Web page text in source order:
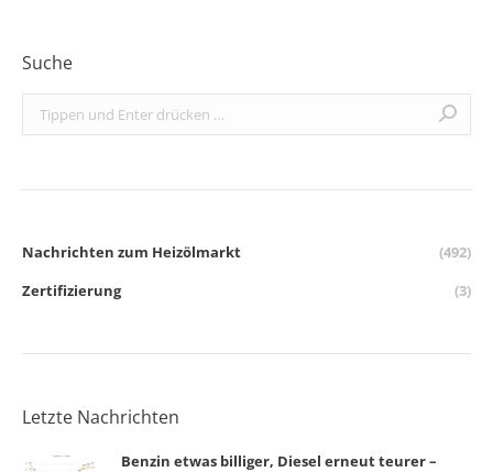
Suche
Search:
Nachrichten zum Heizölmarkt
(492)
Zertifizierung
(3)
Letzte Nachrichten
Benzin etwas billiger, Diesel erneut teurer –